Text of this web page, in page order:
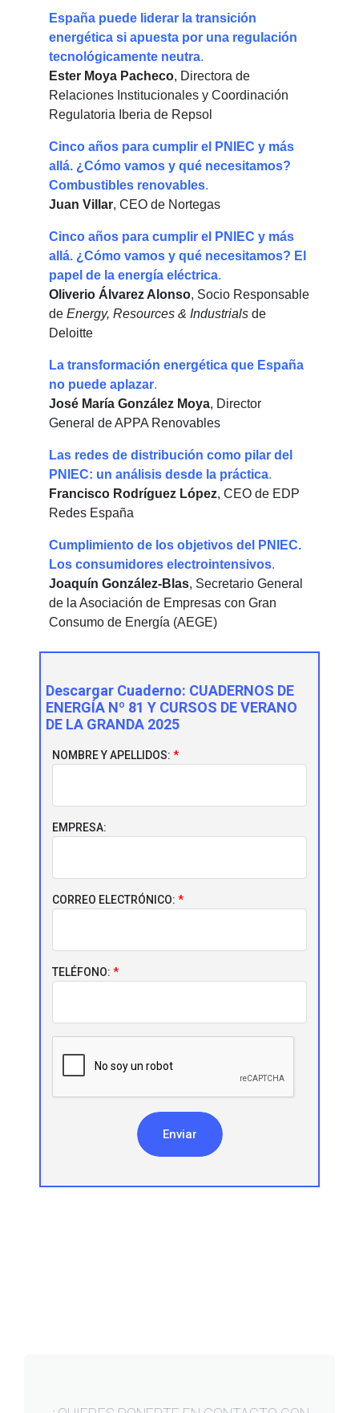
España puede liderar la transición
energética si apuesta por una regulación
tecnológicamente neutra.
Ester Moya Pacheco, Directora de
Relaciones Institucionales y Coordinación
Regulatoria Iberia de Repsol
Cinco años para cumplir el PNIEC y más
allá. ¿Cómo vamos y qué necesitamos?
Combustibles renovables.
Juan Villar, CEO de Nortegas
Cinco años para cumplir el PNIEC y más
allá. ¿Cómo vamos y qué necesitamos? El
papel de la energía eléctrica.
Oliverio Álvarez Alonso, Socio Responsable
deEnergy, Resources & Industrials de
Deloitte
La transformación energética que España
no puede aplazar.
José María González Moya, Director
General de APPA Renovables
Las redes de distribución como pilar del
PNIEC: un análisis desde la práctica.
Francisco Rodríguez López, CEO de EDP
Redes España
Cumplimiento de los objetivos del PNIEC.
Los consumidores electrointensivos.
Joaquín González-Blas, Secretario General
de la Asociación de Empresas con Gran
Consumo de Energía (AEGE)
Descargar Cuaderno: CUADERNOS DE
ENERGÍA Nº 81 Y CURSOS DE VERANO
DE LA GRANDA 2025
NOMBRE Y APELLIDOS:
EMPRESA:
CORREO ELECTRÓNICO:
TELÉFONO:
Enviar